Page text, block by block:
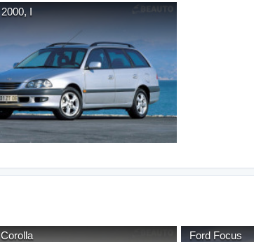
2000, I
Corolla Ford Focus